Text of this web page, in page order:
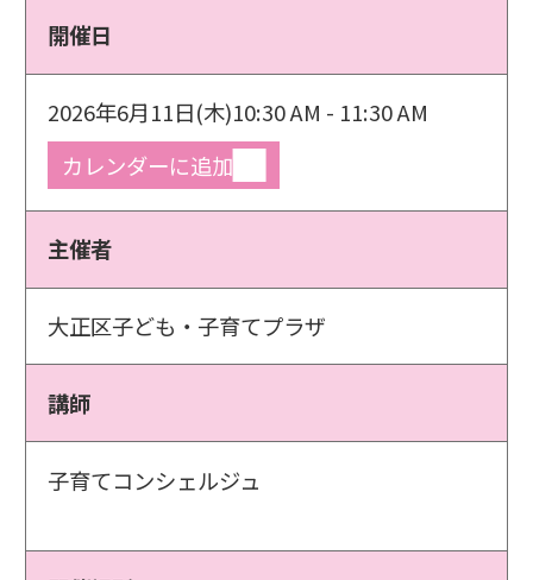
開催日
2026年6月11日(木)10:30 AM - 11:30 AM
カレンダーに追加
主催者
大正区子ども・子育てプラザ
講師
子育てコンシェルジュ